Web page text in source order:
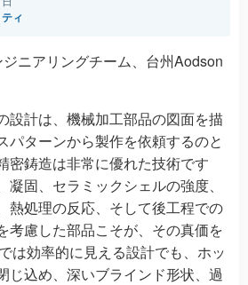
ィ
ニアリングチーム、台州Aodson
設計は、機械加工部品の図面を描
パターンから製作を依頼するのと
密鋳造は非常に優れた技術です
固、セラミックシェルの強度、
熱処理の反応、そして後工程での
考慮した部品こそが、その真価を
は効率的に見える設計でも、ホッ
じ込め、深いブラインド形状、過